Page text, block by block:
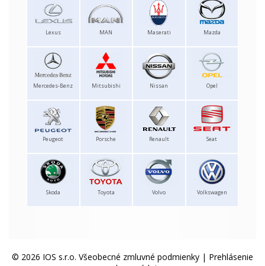
Lexus MAN Maserati Mazda
Mercedes-Benz Mitsubishi Nissan Opel
Peugeot Porsche Renault Seat
Skoda Toyota Volvo Volkswagen
© 2026 IOS s.r.o. Všeobecné zmluvné podmienky | Prehlásenie